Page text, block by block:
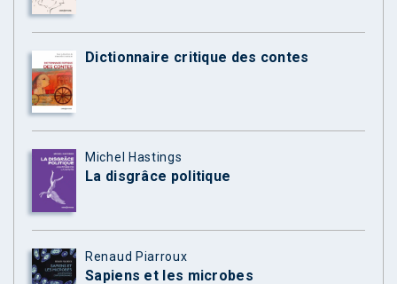
Dictionnaire critique des contes
Michel Hastings
La disgrâce politique
Renaud Piarroux
Sapiens et les microbes